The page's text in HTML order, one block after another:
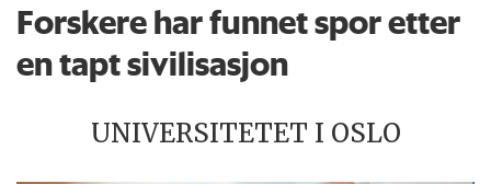
Forskere har funnet spor etter
en tapt sivilisasjon
UNIVERSITETET I OSLO